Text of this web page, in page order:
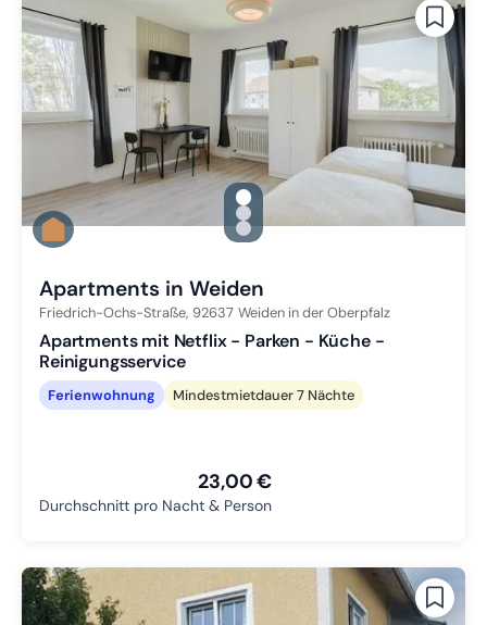
gallery.slide_selector
Zu Slide 1 wechseln
Zu Slide 2 wechseln
Zu Slide 3 wechseln
Apartments in Weiden
Friedrich-Ochs-Straße, 92637 Weiden in der Oberpfalz
Apartments mit Netflix - Parken - Küche -
Reinigungsservice
Ferienwohnung Mindestmietdauer 7 Nächte
23,00 €
Durchschnitt pro Nacht & Person